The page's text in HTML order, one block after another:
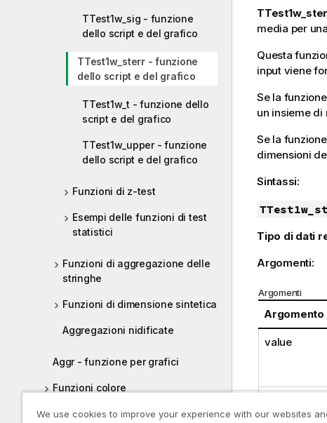
TTest1w_sig - funzione
dello script e del grafico
TTest1w_sterr - funzione
dello script e del grafico
TTest1w_t - funzione dello
script e del grafico
TTest1w_upper - funzione
dello script e del grafico
Funzioni di z-test
Esempi delle funzioni di test
statistici
Funzioni di aggregazione delle
stringhe
Funzioni di dimensione sintetica
Aggregazioni nidificate
Aggr - funzione per grafici
Funzioni colore
Funzioni condizionali
media per
Questa
input viene
Se la
un insieme
Se la
dimensioni
Sintassi:
Tipo di dati
Argomenti:
Argomenti
Argomento
value
We use cookies to improve your experience with our websites